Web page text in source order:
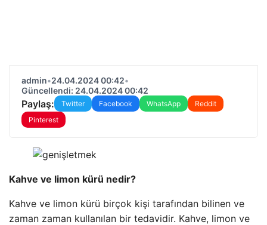
admin•24.04.2024 00:42•
Güncellendi: 24.04.2024 00:42
Paylaş: Twitter Facebook WhatsApp
Reddit
Pinterest
Kahve ve limon kürü nedir?
Kahve ve limon kürü birçok kişi tarafından bilinen ve
zaman zaman kullanılan bir tedavidir. Kahve, limon ve